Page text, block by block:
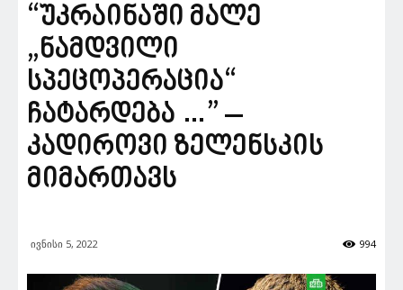
“უკრაინაში მალე
„ნამდვილი
სპეცოპერაცია“
ჩატარდება …” –
კადიროვი ზელენსკის
მიმართავს
ივნისი 5, 2022 994